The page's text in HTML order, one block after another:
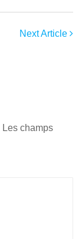
Next Article
Les champs